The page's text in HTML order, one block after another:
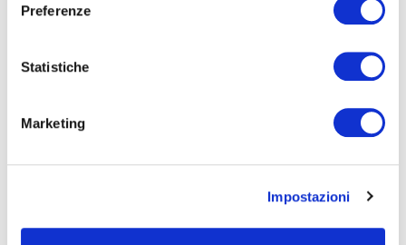
Preferenze
Statistiche
Marketing
Impostazioni